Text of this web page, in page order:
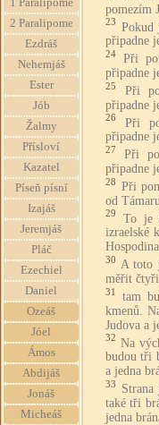
1 Paralipome
2 Paralipome
Ezdráš
Nehemjáš
Ester
Jób
Žalmy
Přísloví
Kazatel
Píseň písní
Izajáš
Jeremjáš
Pláč
Ezechiel
Daniel
Ozeáš
Jóel
Ámos
Abdijáš
Jonáš
Micheáš
pomezím
23 Pokud
připadne
24
Při
připadne
25
Při
připadne
26
Při
připadne
27
Při
připadne
28 Při
od
29
To je
izraelské
30 A toto
měřit
31
tam
kmenů.
Judova a
32 Na
budou tři
a jedna
33
také tři
jedna